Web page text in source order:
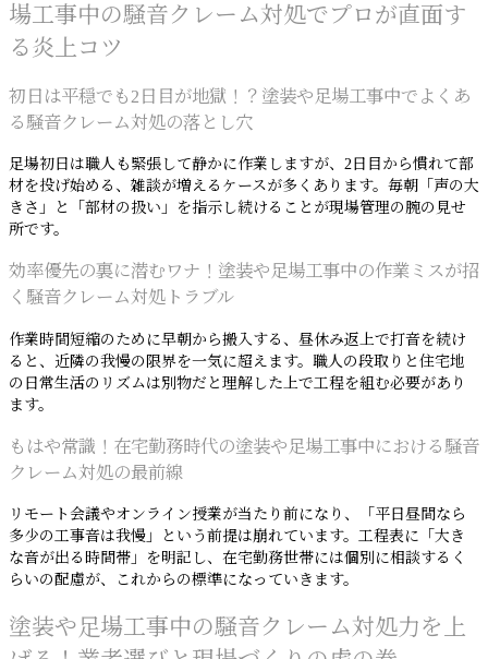
場工事中の騒音クレーム対処でプロが直面す
る炎上コツ
初日は平穏でも2日目が地獄！？塗装や足場工事中でよくあ
る騒音クレーム対処の落とし穴
足場初日は職人も緊張して静かに作業しますが、2日目から慣れて部
材を投げ始める、雑談が増えるケースが多くあります。毎朝「声の大
きさ」と「部材の扱い」を指示し続けることが現場管理の腕の見せ
所です。
効率優先の裏に潜むワナ！塗装や足場工事中の作業ミスが招
く騒音クレーム対処トラブル
作業時間短縮のために早朝から搬入する、昼休み返上で打音を続け
ると、近隣の我慢の限界を一気に超えます。職人の段取りと住宅地
の日常生活のリズムは別物だと理解した上で工程を組む必要があり
ます。
もはや常識！在宅勤務時代の塗装や足場工事中における騒音
クレーム対処の最前線
リモート会議やオンライン授業が当たり前になり、「平日昼間なら
多少の工事音は我慢」という前提は崩れています。工程表に「大き
な音が出る時間帯」を明記し、在宅勤務世帯には個別に相談するく
らいの配慮が、これからの標準になっていきます。
塗装や足場工事中の騒音クレーム対処力を上